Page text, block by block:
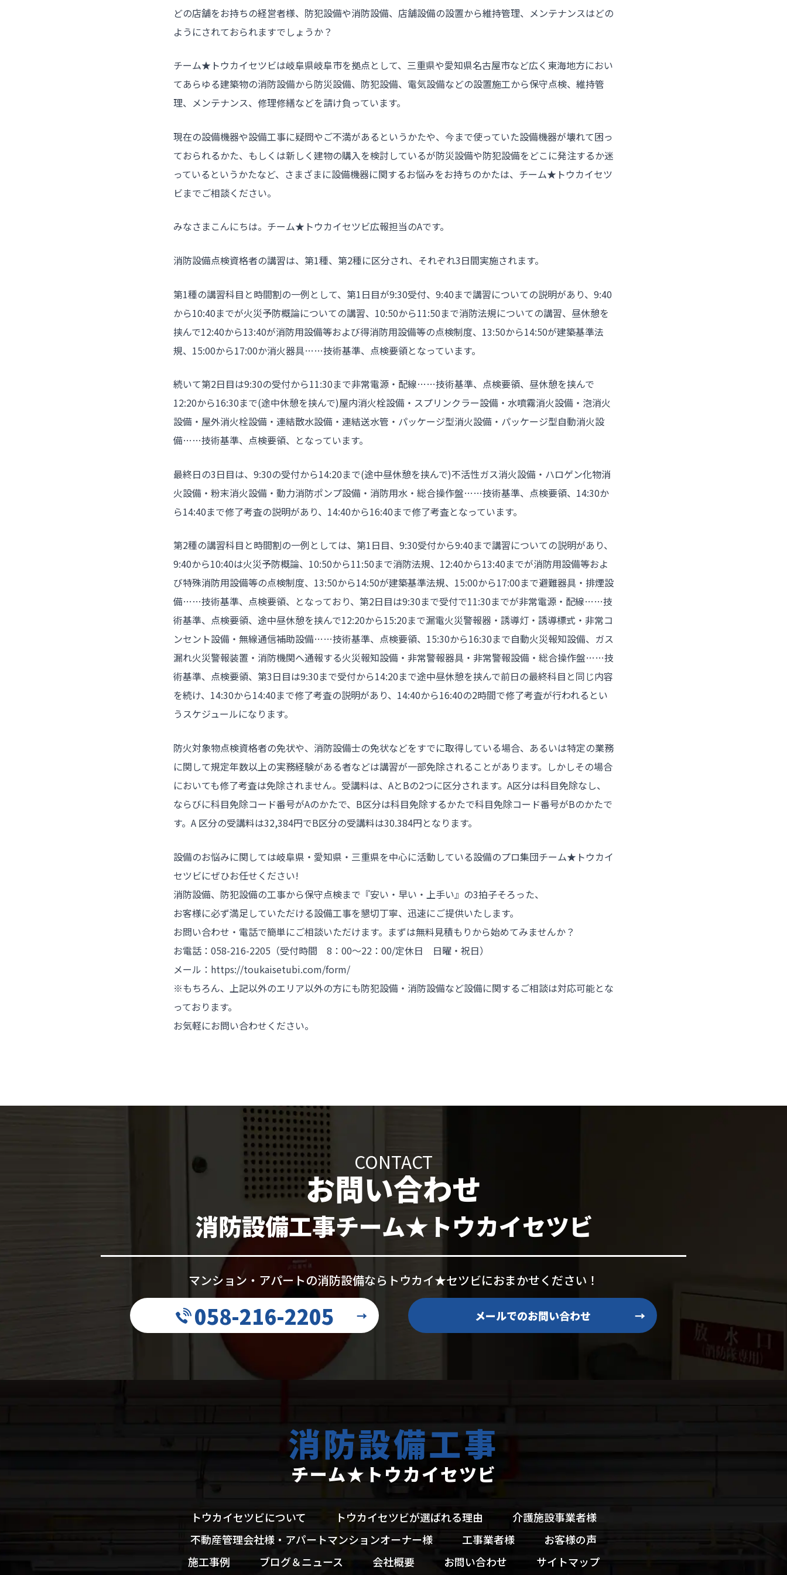
どの店舗をお持ちの経営者様、防犯設備や消防設備、店舗設備の設置から維持管理、メンテナンスはどの
ようにされておられますでしょうか？
チーム★トウカイセツビは岐阜県岐阜市を拠点として、三重県や愛知県名古屋市など広く東海地方におい
てあらゆる建築物の消防設備から防災設備、防犯設備、電気設備などの設置施工から保守点検、維持管
理、メンテナンス、修理修繕などを請け負っています。
現在の設備機器や設備工事に疑問やご不満があるというかたや、今まで使っていた設備機器が壊れて困っ
ておられるかた、もしくは新しく建物の購入を検討しているが防災設備や防犯設備をどこに発注するか迷
っているというかたなど、さまざまに設備機器に関するお悩みをお持ちのかたは、チーム★トウカイセツ
ビまでご相談ください。
みなさまこんにちは。チーム★トウカイセツビ広報担当のAです。
消防設備点検資格者の講習は、第1種、第2種に区分され、それぞれ3日間実施されます。
第1種の講習科目と時間割の一例として、第1日目が9:30受付、9:40まで講習についての説明があり、9:40
から10:40までが火災予防概論についての講習、10:50から11:50まで消防法規についての講習、昼休憩を
挟んで12:40から13:40が消防用設備等および得消防用設備等の点検制度、13:50から14:50が建築基準法
規、15:00から17:00か消火器具……技術基準、点検要領となっています。
続いて第2日目は9:30の受付から11:30まで非常電源・配線……技術基準、点検要領、昼休憩を挟んで
12:20から16:30まで(途中休憩を挟んで)屋内消火栓設備・スプリンクラー設備・水噴霧消火設備・泡消火
設備・屋外消火栓設備・連結散水設備・連結送水管・パッケージ型消火設備・パッケージ型自動消火設
備……技術基準、点検要領、となっています。
最終日の3日目は、9:30の受付から14:20まで(途中昼休憩を挟んで)不活性ガス消火設備・ハロゲン化物消
火設備・粉末消火設備・動力消防ポンプ設備・消防用水・総合操作盤……技術基準、点検要領、14:30か
ら14:40まで修了考査の説明があり、14:40から16:40まで修了考査となっています。
第2種の講習科目と時間割の一例としては、第1日目、9:30受付から9:40まで講習についての説明があり、
9:40から10:40は火災予防概論、10:50から11:50まで消防法規、12:40から13:40までが消防用設備等およ
び特殊消防用設備等の点検制度、13:50から14:50が建築基準法規、15:00から17:00まで避難器具・排煙設
備……技術基準、点検要領、となっており、第2日目は9:30まで受付で11:30までが非常電源・配線……技
術基準、点検要領、途中昼休憩を挟んで12:20から15:20まで漏電火災警報器・誘導灯・誘導標式・非常コ
ンセント設備・無線通信補助設備……技術基準、点検要領、15:30から16:30まで自動火災報知設備、ガス
漏れ火災警報装置・消防機関へ通報する火災報知設備・非常警報器具・非常警報設備・総合操作盤……技
術基準、点検要領、第3日目は9:30まで受付から14:20まで途中昼休憩を挟んで前日の最終科目と同じ内容
を続け、14:30から14:40まで修了考査の説明があり、14:40から16:40の2時間で修了考査が行われるとい
うスケジュールになります。
防火対象物点検資格者の免状や、消防設備士の免状などをすでに取得している場合、あるいは特定の業務
に関して規定年数以上の実務経験がある者などは講習が一部免除されることがあります。しかしその場合
においても修了考査は免除されません。受講料は、AとBの2つに区分されます。A区分は科目免除なし、
ならびに科目免除コード番号がAのかたで、B区分は科目免除するかたで科目免除コード番号がBのかたで
す。A 区分の受講料は32,384円でB区分の受講料は30.384円となります。
設備のお悩みに関しては岐阜県・愛知県・三重県を中心に活動している設備のプロ集団チーム★トウカイ
セツビにぜひお任せください!
消防設備、防犯設備の工事から保守点検まで『安い・早い・上手い』の3拍子そろった、
お客様に必ず満足していただける設備工事を懇切丁寧、迅速にご提供いたします。
お問い合わせ・電話で簡単にご相談いただけます。まずは無料見積もりから始めてみませんか？
お電話：058-216-2205（受付時間 8：00～22：00/定休日 日曜・祝日）
メール：https://toukaisetubi.com/form/
※もちろん、上記以外のエリア以外の方にも防犯設備・消防設備など設備に関するご相談は対応可能とな
っております。
お気軽にお問い合わせください。
CONTACT
お問い合わせ
消防設備工事チーム★トウカイセツビ
マンション・アパートの消防設備なら トウカイ★セツビにおまかせください！
058-216-2205 → メールでのお問い合わせ →
消防設備工事
チーム★トウカイセツビ
トウカイセツビについて トウカイセツビが選ばれる理由
介護施設事業者様
不動産管理会社様・アパートマンションオーナー様
工事業者様
お客様の声
施工事例
ブログ＆ニュース 会社概要 お問い合わせ サイトマップ